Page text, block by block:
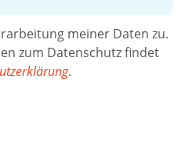
meiner Daten zu.
zum Datenschutz findet
.